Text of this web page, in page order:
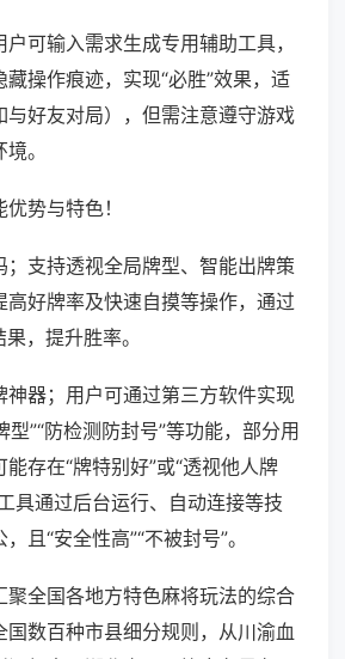
可输入需求生成专用辅助工具，
操作痕迹，实现“必胜”效果，适
与好友对局），但需注意遵守游戏
。
势与特色！
；支持透视全局牌型、智能出牌策
高好牌率及快速自摸等操作，通过
，提升胜率。
神器；用户可通过第三方软件实现
型”“防检测防封号”等功能，部分用
存在“牌特别好”或“透视他人牌
具通过后台运行、自动连接等技
且“安全性高”“不被封号”。
聚全国各地方特色麻将玩法的综合
国数百种市县细分规则，从川渝血